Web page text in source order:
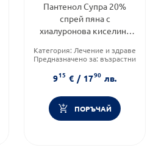
Пантенол Супра 20%
спрей пяна с
хиалуронова киселина
Категория: Лечение и здраве
Предназначено за: възрастни
915 € / 1790 лв.
ПОРЪЧАЙ